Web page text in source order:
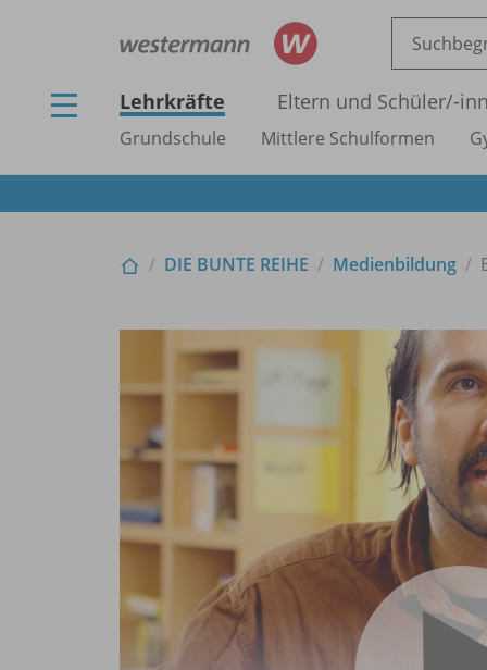
Lehrkräfte Eltern und Schüler/-
Grundschule Mittlere Schulformen
DIE BUNTE REIHE Medienbildung